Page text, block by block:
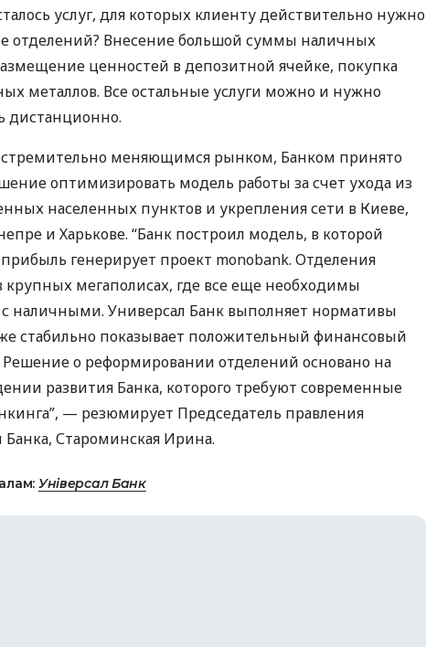
услуг, для которых клиенту действительно нужно
отделений? Внесение большой суммы наличных
ценностей в депозитной ячейке, покупка
металлов. Все остальные услуги можно и нужно
дистанционно.
стремительно меняющимся рынком, Банком принято
оптимизировать модель работы за счет ухода из
населенных пунктов и укрепления сети в Киеве,
и Харькове. “Банк построил модель, в которой
генерирует проект monobank. Отделения
крупных мегаполисах, где все еще необходимы
наличными. Универсал Банк выполняет нормативы
стабильно показывает положительный финансовый
Решение о реформировании отделений основано на
развития Банка, которого требуют современные
— резюмирует Председатель правления
Банка, Староминская Ирина.
Універсал Банк